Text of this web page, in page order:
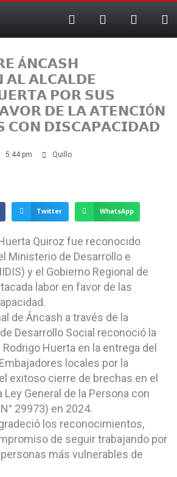
F
a
e
b
o
o
k
-
f
T
e
e
m
T
i
t
X
-
w
r
Á𝗡𝗖𝗔𝗦𝗛
𝗔𝗟𝗖𝗔𝗟𝗗𝗘
𝗣𝗢𝗥 𝗦𝗨𝗦
𝗗𝗘 𝗟𝗔 𝗔𝗧𝗘𝗡𝗖𝗜Ó𝗡
𝗖𝗢𝗡 𝗗𝗜𝗦𝗖𝗔𝗣𝗔𝗖𝗜𝗗𝗔𝗗
5:44 pm Quillo
Twitter WhatsApp
Quiroz fue reconocido
Ministerio de Desarrollo e
y el Gobierno Regional de
labor en favor de las
de Áncash a través de la
Desarrollo Social reconoció la
Huerta en la entrega del
locales por la
exitoso cierre de brechas en el
General de la Persona con
29973) en 2024.
los reconocimientos,
de seguir trabajando por
más vulnerables de